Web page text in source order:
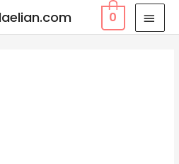
0